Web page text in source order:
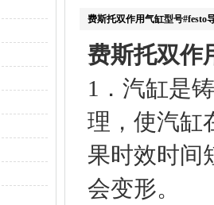
费斯托双作用气缸型号#festo
费斯托双作
1．汽缸是
理，使汽缸
果时效时间
会变形。